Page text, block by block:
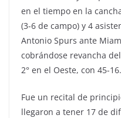
en el tiempo en la
(3-6 de campo) y 4
Antonio Spurs ante
cobrándose revancha
2° en el Oeste, con 45-16.
Fue un recital de
llegaron a tener 17 de